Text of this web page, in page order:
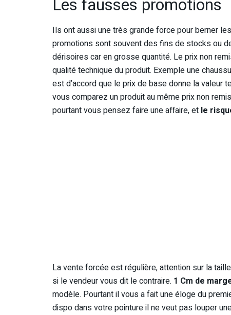
Les fausses promotions
Ils ont aussi une très grande force pour berner
promotions sont souvent des fins de stocks ou
dérisoires car en grosse quantité. Le prix non
qualité technique du produit. Exemple une
est d’accord que le prix de base donne la valeur
vous comparez un produit au même prix non
pourtant vous pensez faire une affaire, et le
La vente forcée est régulière, attention sur la
si le vendeur vous dit le contraire. 1 Cm de
modèle. Pourtant il vous a fait une éloge du
dispo dans votre pointure il ne veut pas louper